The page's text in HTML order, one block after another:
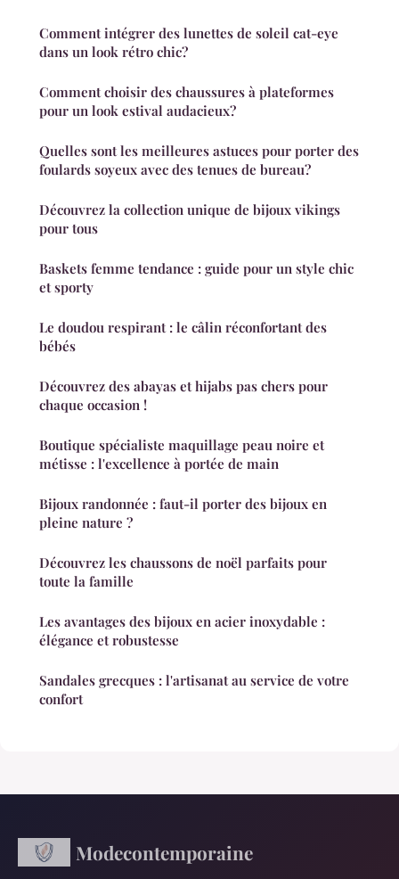
Comment intégrer des lunettes de soleil cat-eye
dans un look rétro chic?
Comment choisir des chaussures à plateformes
pour un look estival audacieux?
Quelles sont les meilleures astuces pour porter des
foulards soyeux avec des tenues de bureau?
Découvrez la collection unique de bijoux vikings
pour tous
Baskets femme tendance : guide pour un style chic
et sporty
Le doudou respirant : le câlin réconfortant des
bébés
Découvrez des abayas et hijabs pas chers pour
chaque occasion !
Boutique spécialiste maquillage peau noire et
métisse : l'excellence à portée de main
Bijoux randonnée : faut-il porter des bijoux en
pleine nature ?
Découvrez les chaussons de noël parfaits pour
toute la famille
Les avantages des bijoux en acier inoxydable :
élégance et robustesse
Sandales grecques : l'artisanat au service de votre
confort
Modecontemporaine